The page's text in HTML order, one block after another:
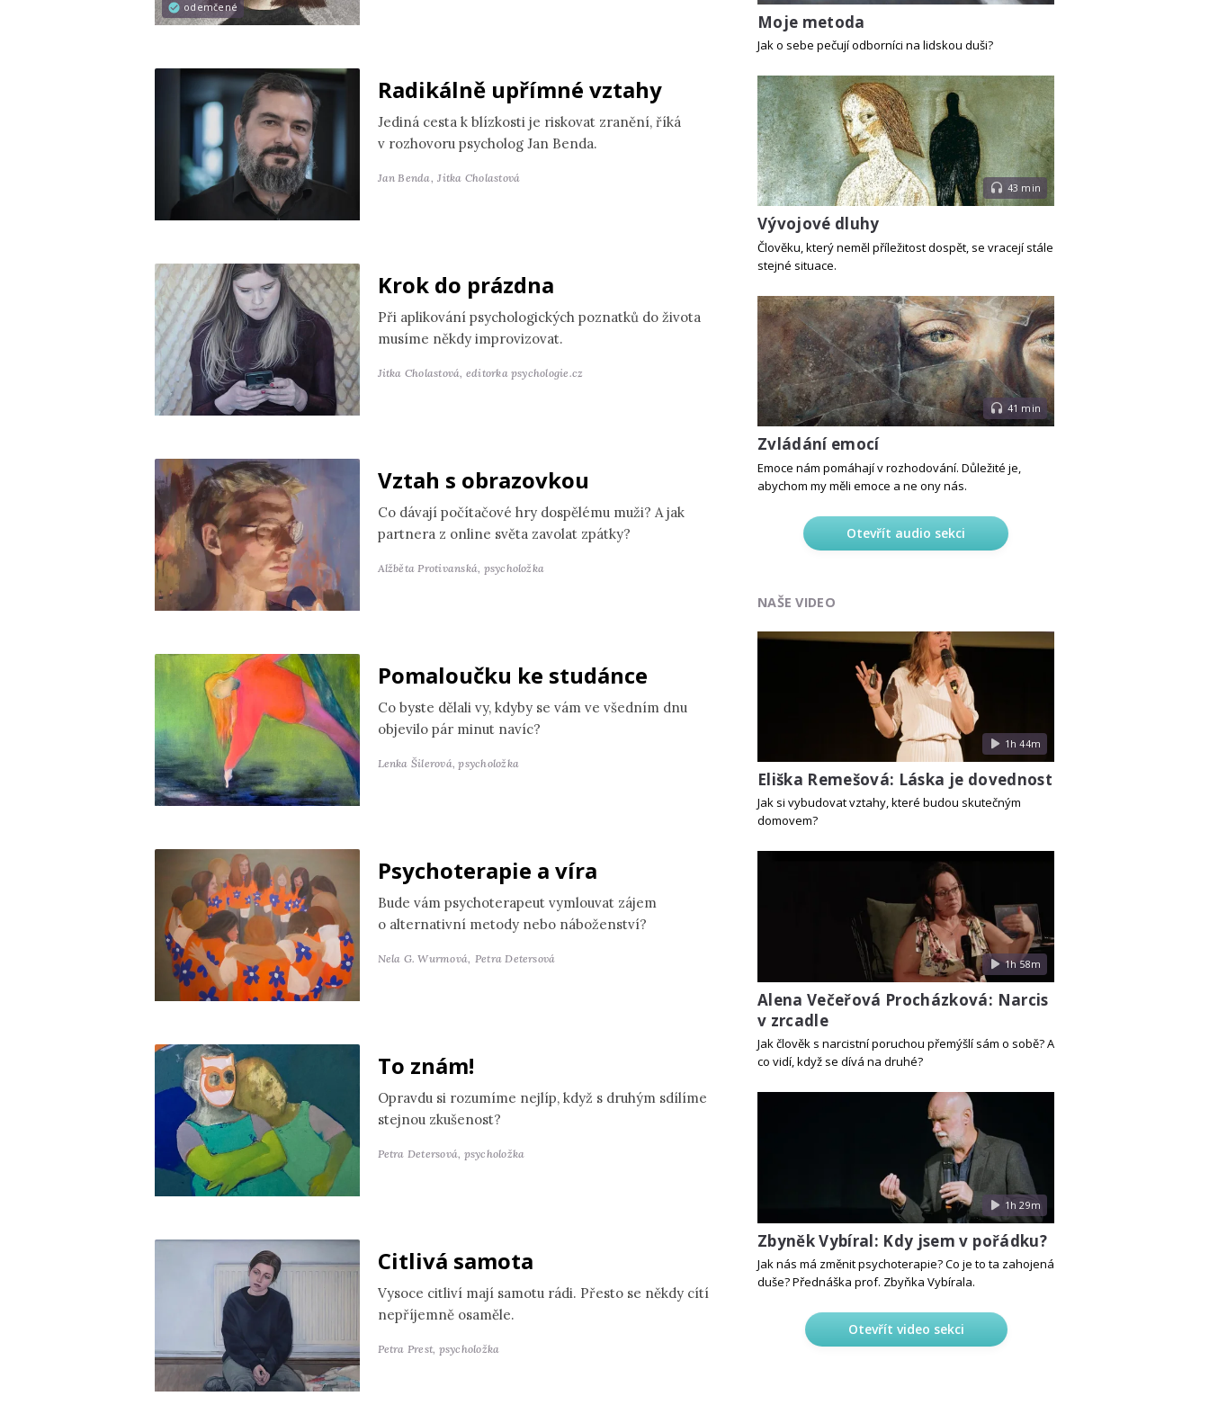
odemčené
Radikálně upřímné vztahy
Jediná cesta k blízkosti je riskovat zranění, říká
v rozhovoru psycholog Jan Benda.
Jan Benda, Jitka Cholastová
Krok do prázdna
Při aplikování psychologických poznatků do života
musíme někdy improvizovat.
Jitka Cholastová, editorka psychologie.cz
Vztah s obrazovkou
Co dávají počítačové hry dospělému muži? A jak
partnera z online světa zavolat zpátky?
Alžběta Protivanská, psycholožka
Pomaloučku ke studánce
Co byste dělali vy, kdyby se vám ve všedním dnu
objevilo pár minut navíc?
Lenka Šilerová,psycholožka
Psychoterapie a víra
Bude vám psychoterapeut vymlouvat zájem
o alternativní metody nebo náboženství?
Nela G. Wurmová, Petra Detersová
To znám!
Opravdu si rozumíme nejlíp, když s druhým sdílíme
stejnou zkušenost?
Petra Detersová, psycholožka
Citlivá samota
Vysoce citliví mají samotu rádi. Přesto se někdy cítí
nepříjemně osaměle.
Petra Prest, psycholožka
Moje metoda
Jak o sebe pečují odborníci na lidskou duši?
43 min
Vývojové dluhy
Člověku, který neměl příležitost dospět, se vracejí stále
stejné situace.
41 min
Zvládání emocí
Emoce nám pomáhají v rozhodování. Důležité je,
abychom my měli emoce a ne ony nás.
Otevřít audio sekci
NAŠE VIDEO
1h 44m
Eliška Remešová: Láska je dovednost
Jak si vybudovat vztahy, které budou skutečným
domovem?
1h 58m
Alena Večeřová Procházková: Narcis
v zrcadle
Jak člověk s narcistní poruchou přemýšlí sám o sobě? A
co vidí, když se dívá na druhé?
1h 29m
Zbyněk Vybíral: Kdy jsem v pořádku?
Jak nás má změnit psychoterapie? Co je to ta zahojená
duše? Přednáška prof. Zbyňka Vybírala.
Otevřít video sekci